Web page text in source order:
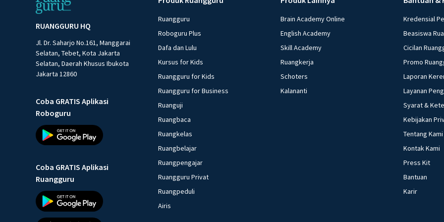
Beri
38. Cara
39. Maksud
Penyebab
Seringkali
di masyarakat,
contoh perilaku
tradisi di kearifan lokal Nusantara 44.
kondisi
kehidupan sosial
perubahan sosial
fungsi asli uang
RUANGGURU HQ
Jl. Dr. Saharjo No.161, Manggarai
Selatan, Tebet, Kota Jakarta
Selatan, Daerah Khusus Ibukota
Jakarta 12860
Coba GRATIS Aplikasi
Roboguru
Coba GRATIS Aplikasi
Ruangguru
Ruangguru
Roboguru Plus
Dafa dan Lulu
Kursus for Kids
Ruangguru for Kids
Ruangguru for Business
Ruanguji
Ruangbaca
Ruangkelas
Ruangbelajar
Ruangpengajar
Ruangguru Privat
Ruangpeduli
Airis
Brain Academy Online
English Academy
Skill Academy
Ruangkerja
Schoters
Kalananti
Kredensial
Beasiswa
Cicilan
Promo
Laporan
Layanan
Syarat &
Kebijakan
Tentang Kami
Kontak Kami
Press Kit
Bantuan
Karir